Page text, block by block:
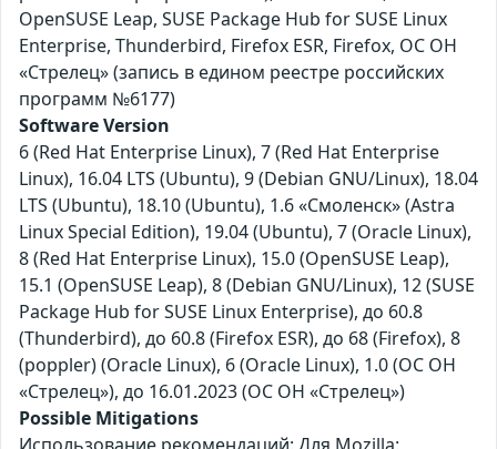
OpenSUSE Leap, SUSE Package Hub for SUSE Linux
Enterprise, Thunderbird, Firefox ESR, Firefox, ОС ОН
«Стрелец» (запись в едином реестре российских
программ №6177)
Software Version
6 (Red Hat Enterprise Linux), 7 (Red Hat Enterprise
Linux), 16.04 LTS (Ubuntu), 9 (Debian GNU/Linux), 18.04
LTS (Ubuntu), 18.10 (Ubuntu), 1.6 «Смоленск» (Astra
Linux Special Edition), 19.04 (Ubuntu), 7 (Oracle Linux),
8 (Red Hat Enterprise Linux), 15.0 (OpenSUSE Leap),
15.1 (OpenSUSE Leap), 8 (Debian GNU/Linux), 12 (SUSE
Package Hub for SUSE Linux Enterprise), до 60.8
(Thunderbird), до 60.8 (Firefox ESR), до 68 (Firefox), 8
(poppler) (Oracle Linux), 6 (Oracle Linux), 1.0 (ОС ОН
«Стрелец»), до 16.01.2023 (ОС ОН «Стрелец»)
Possible Mitigations